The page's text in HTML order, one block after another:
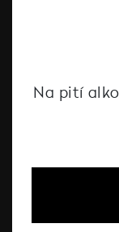
Na pití